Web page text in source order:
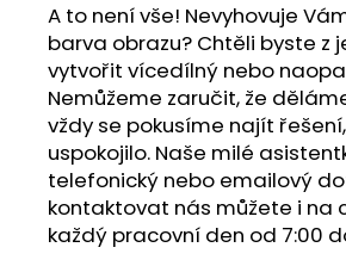
A to není vše! Nevyhovuje
barva obrazu? Chtěli byste z
vytvořit vícedílný nebo
Nemůžeme zaručit, že
vždy se pokusíme najít
uspokojilo. Naše milé
telefonický nebo emailový
kontaktovat nás můžete i na
každý pracovní den od 7:00